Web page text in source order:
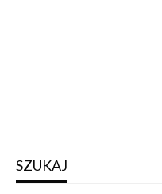
SZUKAJ